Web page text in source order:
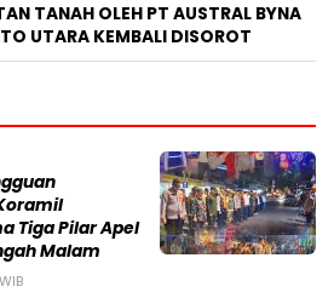
TANAH OLEH PT AUSTRAL BYNA
UTARA KEMBALI DISOROT
Tiga Pilar Apel
Malam